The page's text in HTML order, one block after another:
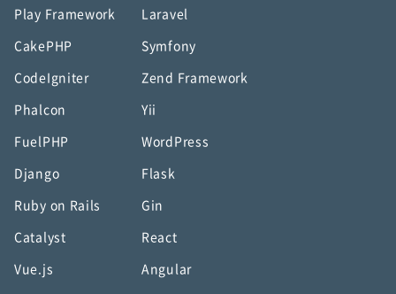
Play Framework Laravel
CakePHP Symfony
CodeIgniter Zend Framework
Phalcon Yii
FuelPHP WordPress
Django Flask
Ruby on Rails Gin
Catalyst React
Vue.js Angular